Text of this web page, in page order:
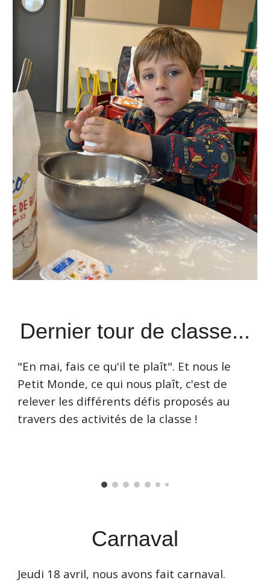
Dernier tour de classe...
"En mai, fais ce qu'il te plaît". Et nous le
Petit Monde, ce qui nous plaît, c'est de
relever les différents défis proposés au
travers des activités de la classe !
Carnaval
Jeudi 18 avril, nous avons fait carnaval.